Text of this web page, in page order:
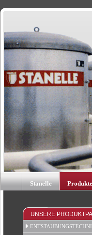
Stanelle Produkte
UNSERE